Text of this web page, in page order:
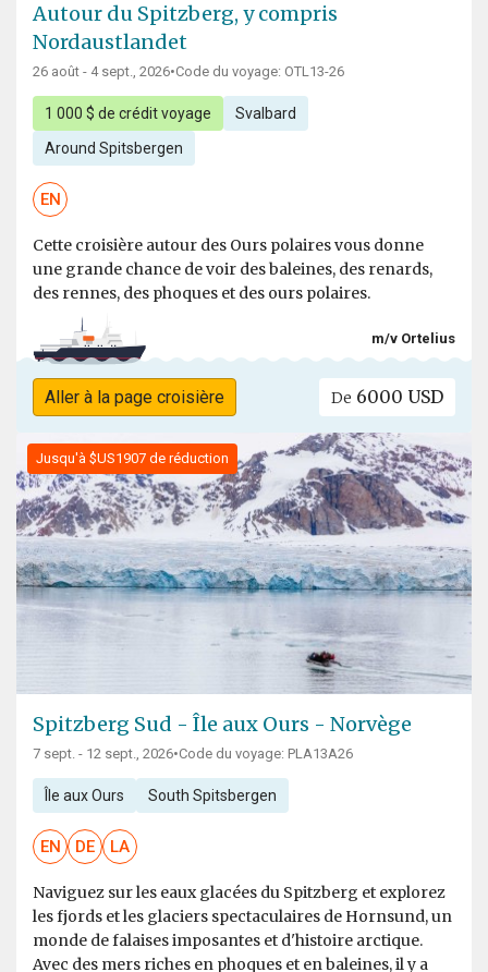
Autour du Spitzberg, y compris
Nordaustlandet
26 août - 4 sept., 2026•Code du voyage: OTL13-26
1 000 $ de crédit voyage Svalbard
Around Spitsbergen
EN
Cette croisière autour des Ours polaires vous donne
une grande chance de voir des baleines, des renards,
des rennes, des phoques et des ours polaires.
m/v Ortelius
Aller à la page croisière De 6000 USD
Jusqu'à $US1907 de réduction
Spitzberg Sud - Île aux Ours - Norvège
7 sept. - 12 sept., 2026•Code du voyage: PLA13A26
Île aux Ours South Spitsbergen
EN DE LA
Naviguez sur les eaux glacées du Spitzberg et explorez
les fjords et les glaciers spectaculaires de Hornsund, un
monde de falaises imposantes et d'histoire arctique.
Avec des mers riches en phoques et en baleines, il y a